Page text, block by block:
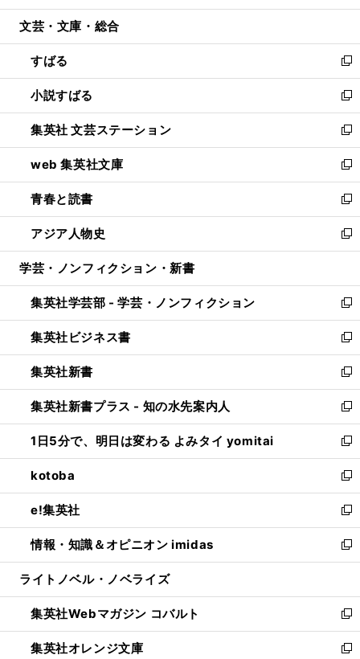
開
ウ
開
く
ン
ウ
で
開
く
ウ
ン
ド
ウ
で
開
く
文芸・文庫・総合
すばる
新
し
い
ウ
ィ
ン
ド
ウ
で
開
く
小説すばる
新
し
い
ウ
ィ
ン
ド
ウ
で
開
集英社 文芸ステーション
新
し
い
ウ
ィ
ン
ド
ウ
開
く
web 集英社文庫
新
し
い
ウ
ィ
ン
ウ
で
開
く
青春と読書
新
し
い
ウ
ン
ド
ウ
で
開
く
アジア人物史
新
し
ウ
ィ
ン
ド
ウ
で
開
く
学芸・ノンフィクション・新書
集英社学芸部 - 学芸・ノンフィクション
新
し
い
ウ
ィ
ン
ド
ウ
で
開
く
集英社ビジネス書
新
し
い
ウ
ィ
ン
ド
ウ
で
開
く
集英社新書
新
し
い
ウ
ィ
ン
ド
ウ
で
開
く
集英社新書プラス - 知の水先案内人
新
し
い
ウ
ィ
ン
ド
ウ
で
開
1日5分で、明日は変わる よみタイ yomitai
新
し
い
ウ
ィ
ン
ド
ウ
開
く
kotoba
新
し
い
ウ
ィ
ン
ウ
で
開
く
e!集英社
新
し
い
ウ
ン
ド
ウ
で
情報・知識＆オピニオン imidas
新
し
ウ
ィ
ン
ド
ライトノベル・ノベライズ
集英社Webマガジン コバルト
新
し
い
集英社オレンジ文庫
新